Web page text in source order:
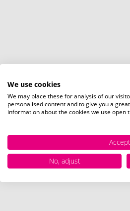
We use cookies
We may place these for analysis of our
personalised content and to give you a
information about the cookies we use open
No, adjust